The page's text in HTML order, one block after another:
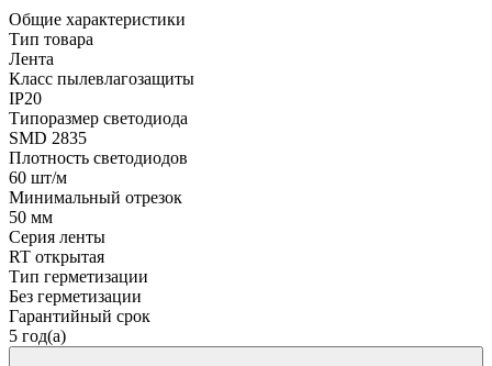
Общие характеристики
Тип товара
Лента
Класс пылевлагозащиты
IP20
Типоразмер светодиода
SMD 2835
Плотность светодиодов
60 шт/м
Минимальный отрезок
50 мм
Серия ленты
RT открытая
Тип герметизации
Без герметизации
Гарантийный срок
5 год(а)